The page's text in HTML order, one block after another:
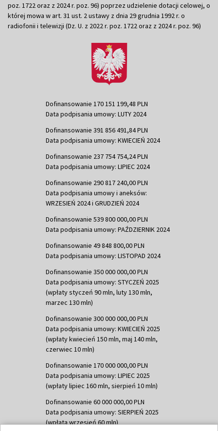
poz. 1722 oraz z 2024 r. poz. 96) poprzez udzielenie dotacji celowej, o
której mowa w art. 31 ust. 2 ustawy z dnia 29 grudnia 1992 r. o
radiofonii i telewizji (Dz. U. z 2022 r. poz. 1722 oraz z 2024 r. poz. 96)
Dofinansowanie 170 151 199,48 PLN
Data podpisania umowy: LUTY 2024
Dofinansowanie 391 856 491,84 PLN
Data podpisania umowy: KWIECIEŃ 2024
Dofinansowanie 237 754 754,24 PLN
Data podpisania umowy: LIPIEC 2024
Dofinansowanie 290 817 240,00 PLN
Data podpisania umowy i aneksów:
WRZESIEŃ 2024 i GRUDZIEŃ 2024
Dofinansowanie 539 800 000,00 PLN
Data podpisania umowy: PAŹDZIERNIK 2024
Dofinansowanie 49 848 800,00 PLN
Data podpisania umowy: LISTOPAD 2024
Dofinansowanie 350 000 000,00 PLN
Data podpisania umowy: STYCZEŃ 2025
(wpłaty styczeń 90 mln, luty 130 mln,
marzec 130 mln)
Dofinansowanie 300 000 000,00 PLN
Data podpisania umowy: KWIECIEŃ 2025
(wpłaty kwiecień 150 mln, maj 140 mln,
czerwiec 10 mln)
Dofinansowanie 170 000 000,00 PLN
Data podpisania umowy: LIPIEC 2025
(wpłaty lipiec 160 mln, sierpień 10 mln)
Dofinansowanie 60 000 000,00 PLN
Data podpisania umowy: SIERPIEŃ 2025
(wpłata wrzesień 60 mln)